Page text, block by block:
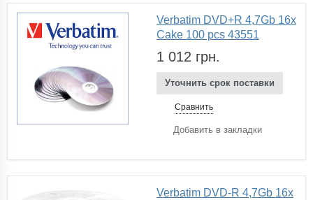
Verbatim DVD+R 4,7Gb 16x
Cake 100 pcs 43551
1 012 грн.
Уточнить срок поставки
Сравнить
Добавить в закладки
Verbatim DVD-R 4,7Gb 16x